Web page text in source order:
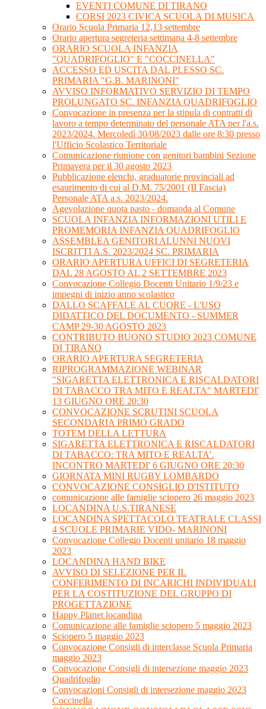
EVENTI COMUNE DI TIRANO
CORSI 2023 CIVICA SCUOLA DI MUSICA
Orario Scuola Primaria 12,13 settembre
Orario apertura segreteria settimana 4-8 settembre
ORARIO SCUOLA INFANZIA
"QUADRIFOGLIO" E "COCCINELLA"
ACCESSO ED USCITA DAL PLESSO SC.
PRIMARIA "G.B. MARINONI"
AVVISO INFORMATIVO SERVIZIO DI TEMPO
PROLUNGATO SC. INFANZIA QUADRIFOGLIO
Convocazione in presenza per la stipula di contratti di
lavoro a tempo determinato del personale ATA per l'a.s.
2023/2024. Mercoledì 30/08/2023 dalle ore 8:30 presso
l'Ufficio Scolastico Territoriale
Comunicazione riunione con genitori bambini Sezione
Primavera per il 30 agosto 2023
Pubblicazione elenchi, graduatorie provinciali ad
esaurimento di cui al D.M. 75/2001 (II Fascia)
Personale ATA a.s. 2023/2024.
Agevolazione quota pasto - domanda al Comune
SCUOLA INFANZIA INFORMAZIONI UTILI E
PROMEMORIA INFANZIA QUADRIFOGLIO
ASSEMBLEA GENITORI ALUNNI NUOVI
ISCRITTI A.S. 2023/2024 SC. PRIMARIA
ORARIO APERTURA UFFICI DI SEGRETERIA
DAL 28 AGOSTO AL 2 SETTEMBRE 2023
Convocazione Collegio Docenti Unitario 1/9/23 e
impegni di inizio anno scolastico
DALLO SCAFFALE AL CUORE - L'USO
DIDATTICO DEL DOCUMENTO - SUMMER
CAMP 29-30 AGOSTO 2023
CONTRIBUTO BUONO STUDIO 2023 COMUNE
DI TIRANO
ORARIO APERTURA SEGRETERIA
RIPROGRAMMAZIONE WEBINAR
"SIGARETTA ELETTRONICA E RISCALDATORI
DI TABACCO TRA MITO E REALTA" MARTEDI'
13 GIUGNO ORE 20:30
CONVOCAZIONE SCRUTINI SCUOLA
SECONDARIA PRIMO GRADO
TOTEM DELLA LETTURA
SIGARETTA ELETTRONICA E RISCALDATORI
DI TABACCO: TRA MITO E REALTA'.
INCONTRO MARTEDI' 6 GIUGNO ORE 20:30
GIORNATA MINI RUGBY LOMBARDO
CONVOCAZIONE CONSIGLIO D'ISTITUTO
comunicazione alle famiglie sciopero 26 maggio 2023
LOCANDINA U.S.TIRANESE
LOCANDINA SPETTACOLO TEATRALE CLASSI
4 SCUOLE PRIMARIE VIDO- MARINONI
Convocazione Collegio Docenti unitario 18 maggio
2023
LOCANDINA HAND BIKE
AVVISO DI SELEZIONE PER IL
CONFERIMENTO DI INCARICHI INDIVIDUALI
PER LA COSTITUZIONE DEL GRUPPO DI
PROGETTAZIONE
Happy Planet locandina
Comunicazione alle famiglie sciopero 5 maggio 2023
Sciopero 5 maggio 2023
Convocazione Consigli di interclasse Scuola Primaria
maggio 2023
Convocazione Consigli di intersezione maggio 2023
Quadrifoglio
Convocazioni Consigli di intersezione maggio 2023
Coccinella